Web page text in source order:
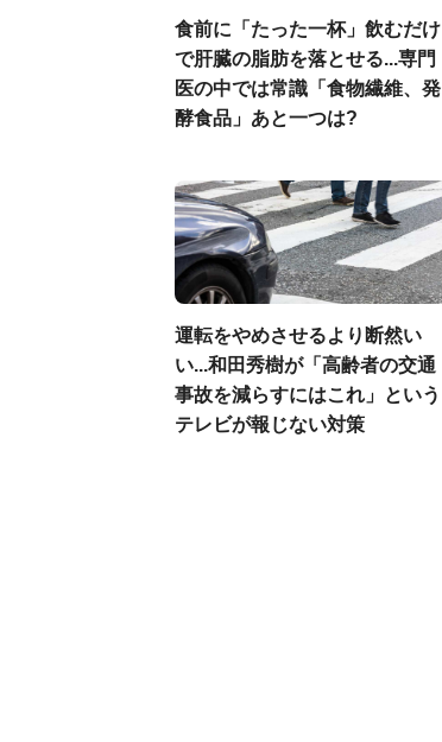
食前に「たった一杯」飲むだけ
で肝臓の脂肪を落とせる...専門
医の中では常識「食物繊維、発
酵食品」あと一つは?
運転をやめさせるより断然い
い...和田秀樹が「高齢者の交通
事故を減らすにはこれ」という
テレビが報じない対策